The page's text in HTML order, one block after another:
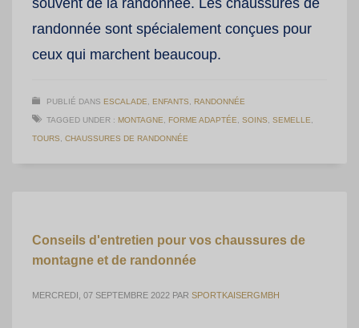
randonnée sont spécialement conçues pour
ceux qui marchent beaucoup.
PUBLIÉ DANS ESCALADE ENFANTS RANDONNÉE
TAGGED UNDER : MONTAGNE FORME ADAPTÉE SOINS SEMELLE
TOURS CHAUSSURES DE RANDONNÉE
Conseils d'entretien pour vos chaussures de
montagne et de randonnée
MERCREDI, 07 SEPTEMBRE 2022 PAR SPORTKAISERGMBH